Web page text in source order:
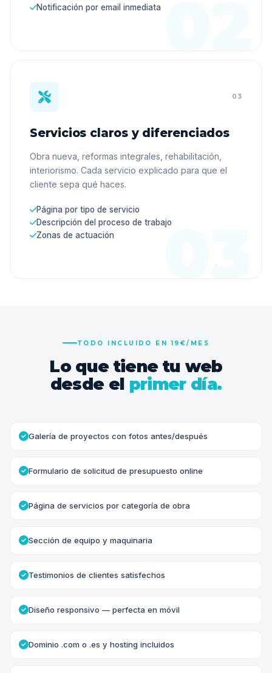
Notificación por email inmediata
03
Servicios claros y diferenciados
Obra nueva, reformas integrales, rehabilitación,
interiorismo. Cada servicio explicado para que el
cliente sepa qué haces.
Página por tipo de servicio
Descripción del proceso de trabajo
Zonas de actuación
TODO INCLUIDO EN 19€/MES
Lo que tiene tu web
desde el primer día.
Galería de proyectos con fotos antes/después
Formulario de solicitud de presupuesto online
Página de servicios por categoría de obra
Sección de equipo y maquinaria
Testimonios de clientes satisfechos
Diseño responsivo — perfecta en móvil
Dominio .com o .es y hosting incluidos